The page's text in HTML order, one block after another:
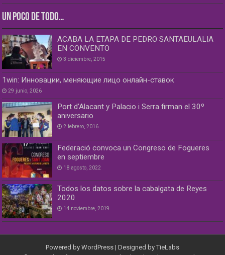
UN POCO DE TODO…
ACABA LA ETAPA DE PEDRO SANTAEULALIA
EN CONVENTO
3 diciembre, 2015
1win: Инновации, меняющие лицо онлайн-ставок
29 junio, 2026
Port d’Alacant y Palacio i Serra firman el 30º
aniversario
2 febrero, 2016
Federació convoca un Congreso de Fogueres
en septiembre
18 agosto, 2022
Todos los datos sobre la cabalgata de Reyes
2020
14 noviembre, 2019
Powered by WordPress | Designed by TieLabs